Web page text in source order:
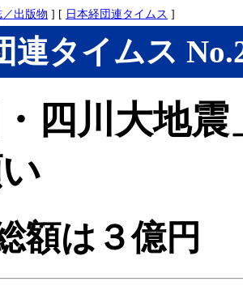
出版物 ] [ 日本経団連タイムス ]
連タイムス
・四川大地
額は３億円